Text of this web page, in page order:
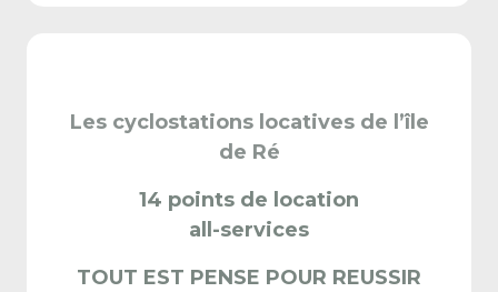
Les cyclostations locatives de l’île
de Ré
14 points de location
all-services
TOUT EST PENSE POUR REUSSIR